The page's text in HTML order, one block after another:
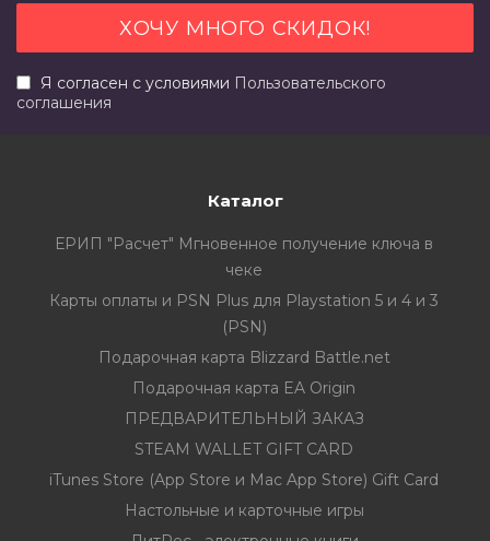
Я согласен с условиями Пользовательского
соглашения
Каталог
ЕРИП "Расчет" Мгновенное получение ключа в
чеке
Карты оплаты и PSN Plus для Playstation 5 и 4 и 3
(PSN)
Подарочная карта Blizzard Battle.net
Подарочная карта EA Origin
ПРЕДВАРИТЕЛЬНЫЙ ЗАКАЗ
STEAM WALLET GIFT CARD
iTunes Store (App Store и Mac App Store) Gift Card
Настольные и карточные игры